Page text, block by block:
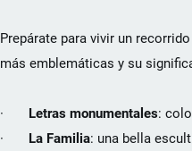
Prepárate para vivir un
más emblemáticas y su
· Letras monumentales:
· La Familia: una bella